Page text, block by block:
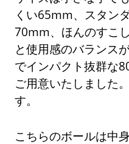
くい65mm、スタン
70mm、ほんのすこ
と使用感のバランス
でインパクト抜群な
ご用意いたしました
す。
こちらのボールは中